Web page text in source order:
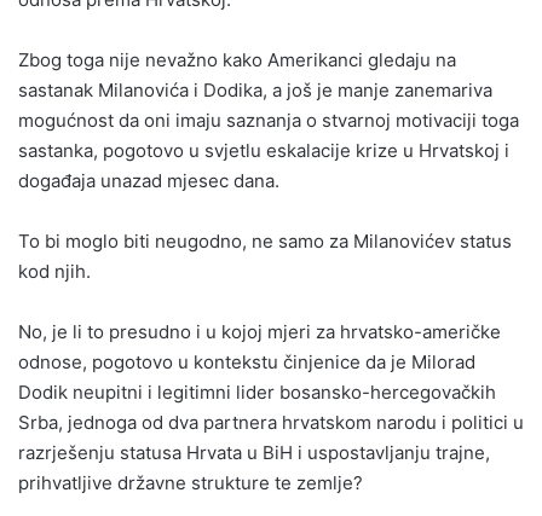
Zbog toga nije nevažno kako Amerikanci gledaju na
sastanak Milanovića i Dodika, a još je manje zanemariva
mogućnost da oni imaju saznanja o stvarnoj motivaciji toga
sastanka, pogotovo u svjetlu eskalacije krize u Hrvatskoj i
događaja unazad mjesec dana.
To bi moglo biti neugodno, ne samo za Milanovićev status
kod njih.
No, je li to presudno i u kojoj mjeri za hrvatsko-američke
odnose, pogotovo u kontekstu činjenice da je Milorad
Dodik neupitni i legitimni lider bosansko-hercegovačkih
Srba, jednoga od dva partnera hrvatskom narodu i politici u
razrješenju statusa Hrvata u BiH i uspostavljanju trajne,
prihvatljive državne strukture te zemlje?